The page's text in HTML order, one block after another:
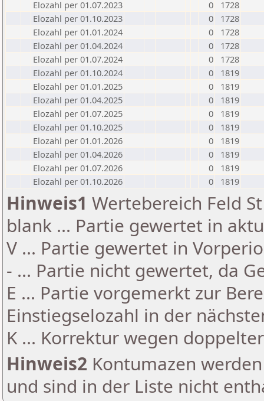
Elozahl per 01.07.2023
0
1728
Elozahl per 01.10.2023
0
1728
Elozahl per 01.01.2024
0
1728
Elozahl per 01.04.2024
0
1728
Elozahl per 01.07.2024
0
1728
Elozahl per 01.10.2024
0
1819
Elozahl per 01.01.2025
0
1819
Elozahl per 01.04.2025
0
1819
Elozahl per 01.07.2025
0
1819
Elozahl per 01.10.2025
0
1819
Elozahl per 01.01.2026
0
1819
Elozahl per 01.04.2026
0
1819
Elozahl per 01.07.2026
0
1819
Elozahl per 01.10.2026
0 1819
Hinweis1 Wertebereich Feld
blank ... Partie gewertet in
V ... Partie gewertet in
- ... Partie nicht gewertet, da
E ... Partie vorgemerkt zur
Einstiegselozahl in der
K ... Korrektur wegen
Hinweis2 Kontumazen
und sind in der Liste nicht